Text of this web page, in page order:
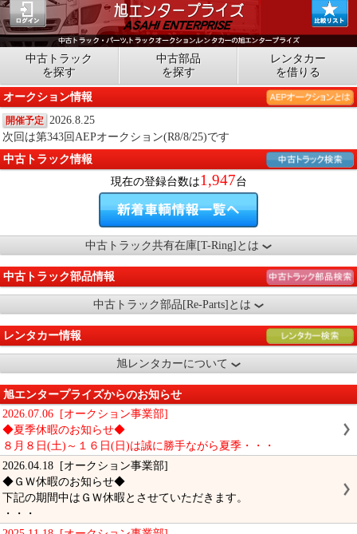
中古トラック
を探す
中古部品
を探す
レンタカー
を借りる
オークション情報
開催予定
2026.8.25
次回は第343回AEPオークション(R8/8/25)です
中古トラック情報
現在の登録台数は1,947台
中古トラック共有在庫[T-Ring]とは
中古トラック部品情報
中古トラック部品[Re-Parts]とは
レンタカー情報
旭レンタカーについて
旭エンタープライズからのお知らせ
2026.07.06 [オークション事業部]
◆夏季休暇のお知らせ◆
８月８日(土)～１６日(日)は誠に勝手ながら夏季・・・
2026.04.18 [オークション事業部]
◆ＧＷ休暇のお知らせ◆
下記の期間中はＧＷ休暇とさせていただきます。
・・・